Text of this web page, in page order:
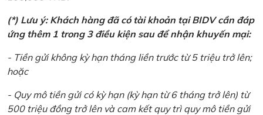
(*) Lưu ý: Khách hàng đã có tài khoản tại BIDV cần đáp
ứng thêm 1 trong 3 điều kiện sau để nhận khuyến mại:
- Tiền gửi không kỳ hạn tháng liền trước từ 5 triệu trở lên;
hoặc
- Quy mô tiền gửi có kỳ hạn (kỳ hạn từ 6 tháng trở lên) từ
500 triệu đồng trở lên và cam kết quy trì quy mô tiền gửi